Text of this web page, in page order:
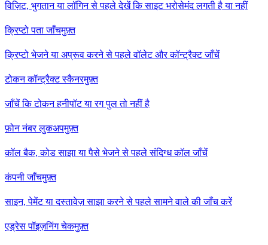
विज़िट, भुगतान या लॉगिन से पहले देखें कि साइट भरोसेमंद लगती है या नहीं
क्रिप्टो पता जाँचमुफ़्त
क्रिप्टो भेजने या अप्रूव करने से पहले वॉलेट और कॉन्ट्रैक्ट जाँचें
टोकन कॉन्ट्रैक्ट स्कैनरमुफ़्त
जाँचें कि टोकन हनीपॉट या रग पुल तो नहीं है
फ़ोन नंबर लुकअपमुफ़्त
कॉल बैक, कोड साझा या पैसे भेजने से पहले संदिग्ध कॉल जाँचें
कंपनी जाँचमुफ़्त
साइन, पेमेंट या दस्तावेज़ साझा करने से पहले सामने वाले की जाँच करें
एड्रेस पॉइज़निंग चेकमुफ़्त